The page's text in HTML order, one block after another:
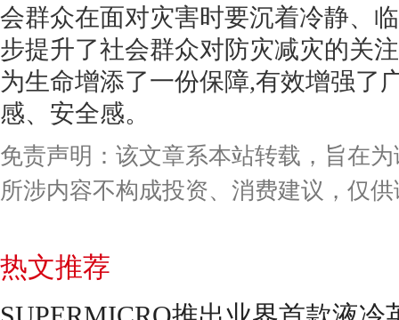
会群众在面对灾害时要沉着冷静、
步提升了社会群众对防灾减灾的关
为生命增添了一份保障,有效增强了
感、安全感。
免责声明：该文章系本站转载，旨在
所涉内容不构成投资、消费建议，仅
热文推荐